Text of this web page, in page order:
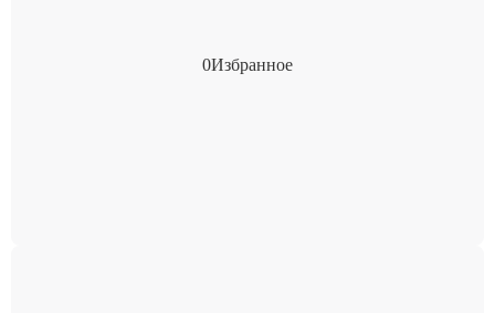
0Избранное